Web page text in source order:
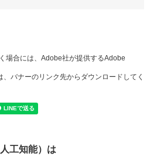
場合には、Adobe社が提供するAdobe
バナーのリンク先からダウンロードしてく
工知能）は